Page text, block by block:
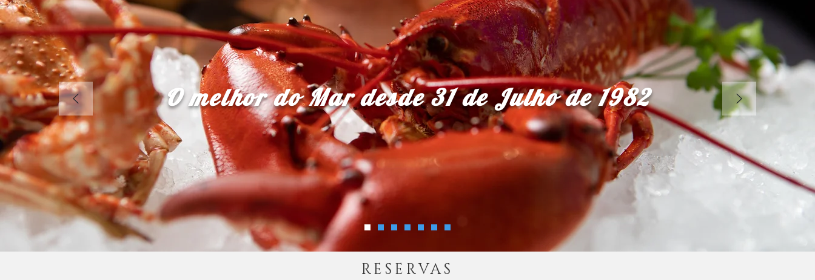
O melhor do Mar desde 31 de Julho de 1982
RESERVAS